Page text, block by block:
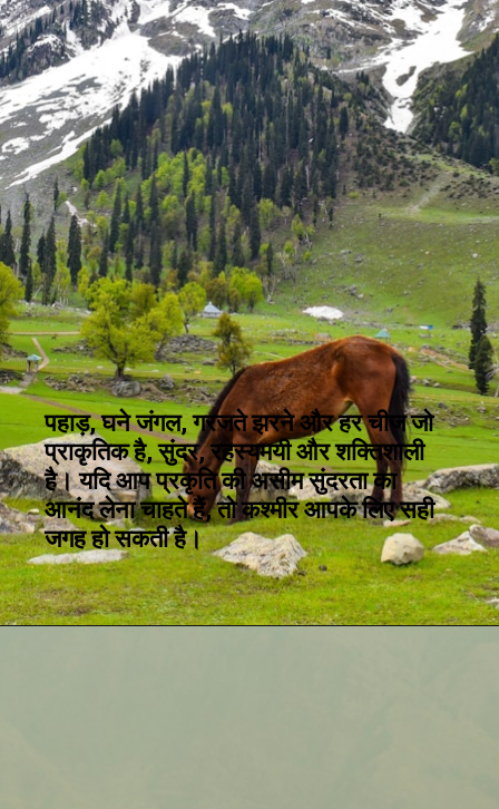
पहाड़, घने जंगल, गरजते झरने और हर चीज जो
प्राकृतिक है, सुंदर, रहस्यमयी और शक्तिशाली
है। यदि आप प्रकृति की असीम सुंदरता का
आनंद लेना चाहते हैं, तो कश्मीर आपके लिए सही
जगह हो सकती है।